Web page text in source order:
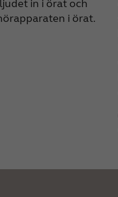
in i örat och
i örat.